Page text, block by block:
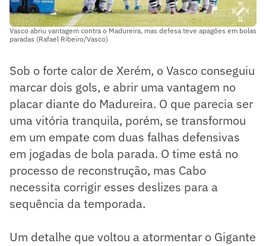
Vasco abriu vantagem contra o Madureira, mas defesa teve apagões em bolas
paradas (Rafael Ribeiro/Vasco)
Sob o forte calor de Xerém, o Vasco conseguiu
marcar dois gols, e abrir uma vantagem no
placar diante do Madureira. O que parecia ser
uma vitória tranquila, porém, se transformou
em um empate com duas falhas defensivas
em jogadas de bola parada. O time está no
processo de reconstrução, mas Cabo
necessita corrigir esses deslizes para a
sequência da temporada.
Um detalhe que voltou a atormentar o Gigante